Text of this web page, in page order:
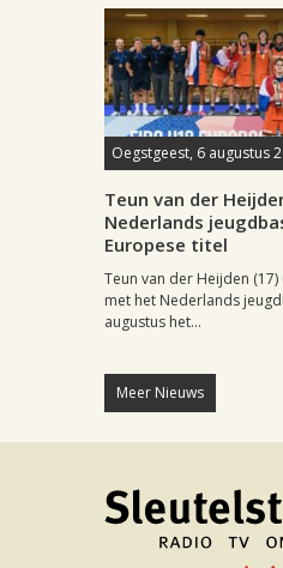
Oegstgeest, 6 augustus
Teun van der
Nederlands
Europese titel
Teun van der Heijden
met het Nederlands
augustus het...
Meer Nieuws